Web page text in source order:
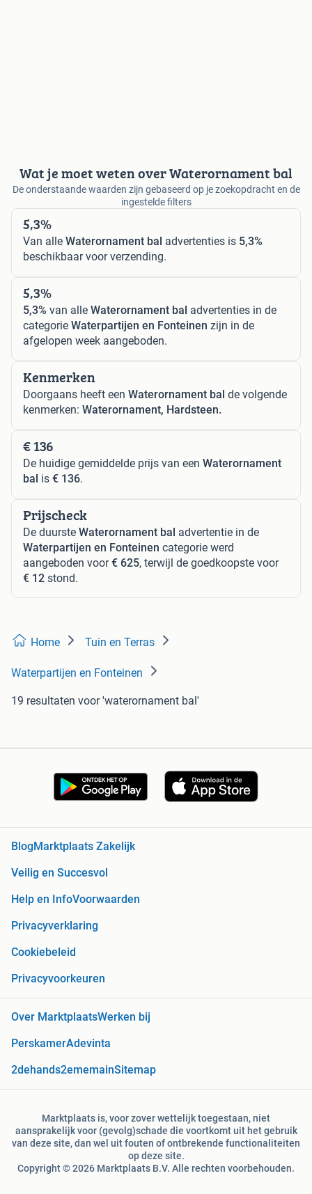
Wat je moet weten over Waterornament bal
De onderstaande waarden zijn gebaseerd op je zoekopdracht en de
ingestelde filters
5,3%
Van alle Waterornament bal advertenties is 5,3%
beschikbaar voor verzending.
5,3%
5,3% van alle Waterornament bal advertenties in de
categorie Waterpartijen en Fonteinen zijn in de
afgelopen week aangeboden.
Kenmerken
Doorgaans heeft een Waterornament bal de volgende
kenmerken: Waterornament, Hardsteen.
€ 136
De huidige gemiddelde prijs van een Waterornament
bal is € 136.
Prijscheck
De duurste Waterornament bal advertentie in de
Waterpartijen en Fonteinen categorie werd
aangeboden voor€ 625, terwijl de goedkoopste voor
€ 12 stond.
Home Tuin en Terras
Waterpartijen en Fonteinen
19 resultaten voor 'waterornament bal'
BlogMarktplaats Zakelijk
Veilig en Succesvol
Help en InfoVoorwaarden
Privacyverklaring
Cookiebeleid
Privacyvoorkeuren
Over MarktplaatsWerken bij
PerskamerAdevinta
2dehands2ememainSitemap
Marktplaats is, voor zover wettelijk toegestaan, niet
aansprakelijk voor (gevolg)schade die voortkomt uit het gebruik
van deze site, dan wel uit fouten of ontbrekende functionaliteiten
op deze site.
Copyright © 2026 Marktplaats B.V. Alle rechten voorbehouden.